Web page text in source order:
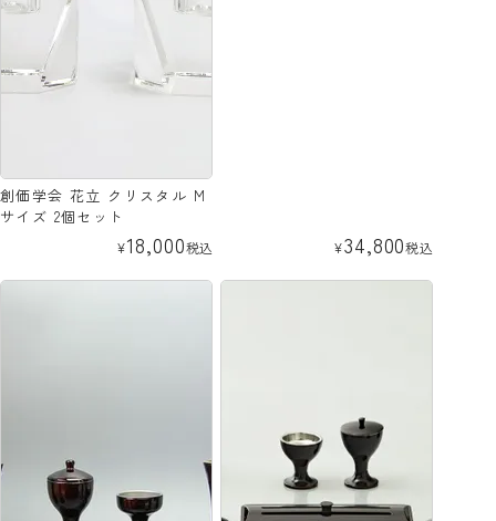
創価学会 花立 クリスタル M
サイズ 2個セット
¥18,000税込 ¥34,800税込